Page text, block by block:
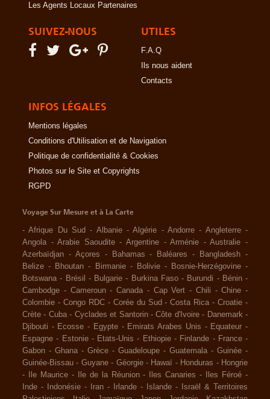
Les Agents Locaux Partenaires
SUIVEZ-NOUS UTILES
F.A.Q
Ils nous aident
Contacts
INFOS LÉGALES
Mentions légales
Conditions d'Utilisation et de Navigation
Politique de confidentialité & Cookies
Photos sur le Site et Copyrights
RGPD
Voyage Sur Mesure et à La Carte
-Afrique Du Sud - Albanie -Algérie -Andorre - Angleterre -
Angola -Arabie Saoudite -Argentine -Arménie -Australie -
Azerbaïdjan - Açores - Bahamas - Baléares - Bangladesh -
Belize - Bhoutan - Birmanie - Bolivie - Bosnie-Herzégovine -
Botswana - Brésil - Bulgarie - Burkina Faso - Burundi - Bénin -
Cambodge - Cameroun - Canada - Cap Vert - Chili -Chine -
Colombie - Congo RDC - Corée du Sud -Costa Rica -Croatie -
Crète - Cuba - Cyclades et Santorin -Côte d'Ivoire - Danemark -
Djibouti - Ecosse - Egypte - Emirats Arabes Unis - Equateur -
Espagne - Estonie - Etats-Unis - Ethiopie - Finlande - France -
Gabon - Ghana - Grèce - Guadeloupe - Guatemala - Guinée -
Guinée-Bissau - Guyane - Géorgie - Hawaï - Honduras - Hongrie
-
Ile Maurice - Ile de la Réunion - Iles Canaries - Iles Féroé -
Inde - Indonésie - Iran - Irlande - Islande -
Israël & Territoires